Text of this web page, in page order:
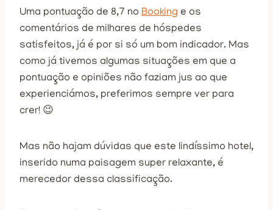
Uma pontuação de 8,7 no Booking e os
comentários de milhares de hóspedes
satisfeitos, já é por si só um bom indicador. Mas
como já tivemos algumas situações em que a
pontuação e opiniões não faziam jus ao que
experienciámos, preferimos sempre ver para
crer! 😉
Mas não hajam dúvidas que este lindíssimo hotel,
inserido numa paisagem super relaxante, é
merecedor dessa classificação.